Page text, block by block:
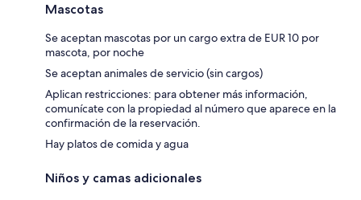
Mascotas
Se aceptan mascotas por un cargo extra de EUR 10 por
mascota, por noche
Se aceptan animales de servicio (sin cargos)
Aplican restricciones: para obtener más información,
comunícate con la propiedad al número que aparece en la
confirmación de la reservación.
Hay platos de comida y agua
Niños y camas adicionales